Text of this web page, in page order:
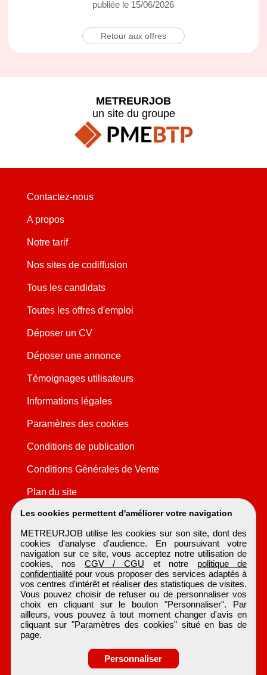
publiée le 15/06/2026
Retour aux offres
Les cookies permettent d'améliorer votre navigation
METREURJOB utilise les cookies sur son site, dont des
cookies d'analyse d'audience. En poursuivant votre
navigation sur ce site, vous acceptez notre utilisation de
cookies, nos CGV / CGU et notre politique de
confidentialitépour vous proposer des services adaptés à
vos centres d'intérêt et réaliser des statistiques de visites.
Vous pouvez choisir de refuser ou de personnaliser vos
choix en cliquant sur le bouton "Personnaliser". Par
ailleurs, vous pouvez à tout moment changer d'avis en
cliquant sur "Paramètres des cookies" situé en bas de
page.
Personnaliser
METREURJOB
un site du groupe
Contactez-nous
A propos
Notre tarif
Nos sites de codiffusion
Tous les candidats
Toutes les offres d'emploi
Déposer un CV
Déposer une annonce
Témoignages utilisateurs
Informations légales
Paramètres des cookies
Conditions de publication
Conditions Générales de Vente
Plan du site